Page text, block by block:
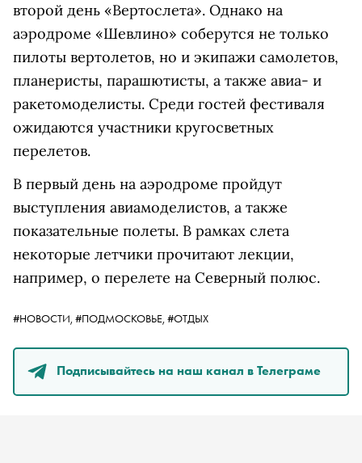
второй день «Вертослета». Однако на
аэродроме «Шевлино» соберутся не только
пилоты вертолетов, но и экипажи самолетов,
планеристы, парашютисты, а также авиа- и
ракетомоделисты. Среди гостей фестиваля
ожидаются участники кругосветных
перелетов.
В первый день на аэродроме пройдут
выступления авиамоделистов, а также
показательные полеты. В рамках слета
некоторые летчики прочитают лекции,
например, о перелете на Северный полюс.
#НОВОСТИ, #ПОДМОСКОВЬЕ, #ОТДЫХ
Подписывайтесь на наш канал в Телеграме